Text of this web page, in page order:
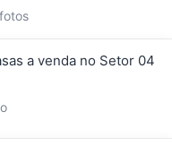
a venda no Setor 04